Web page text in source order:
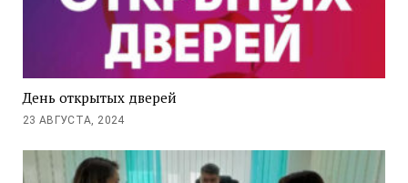
День открытых дверей
23 АВГУСТА, 2024